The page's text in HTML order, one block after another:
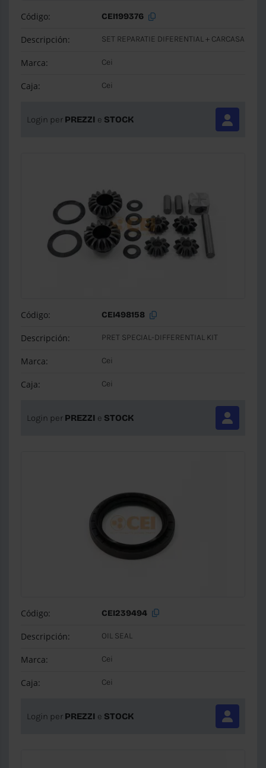
Código: CEI199376
Descripción: SET REPARATIE DIFERENTIAL + CARCASA
Marca: Cei
Caja: Cei
Login per PREZZI e STOCK
Código: CEI498158
Descripción: PRET SPECIAL-DIFFERENTIAL KIT
Marca: Cei
Caja: Cei
Login per PREZZI e STOCK
Código: CEI239494
Descripción: OIL SEAL
Marca: Cei
Caja: Cei
Login per PREZZI e STOCK